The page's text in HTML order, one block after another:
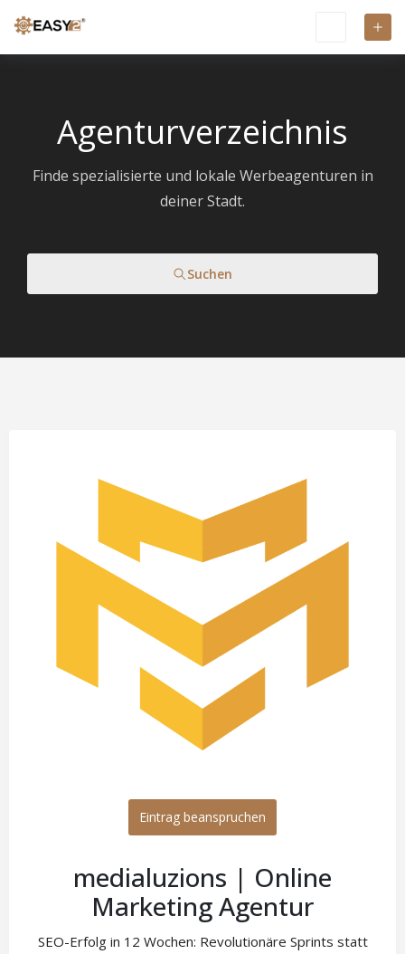
Agenturverzeichnis
Finde spezialisierte und lokale Werbeagenturen in
deiner Stadt.
Suchen
Eintrag beanspruchen
medialuzions | Online
Marketing Agentur
SEO-Erfolg in 12 Wochen: Revolutionäre Sprints statt